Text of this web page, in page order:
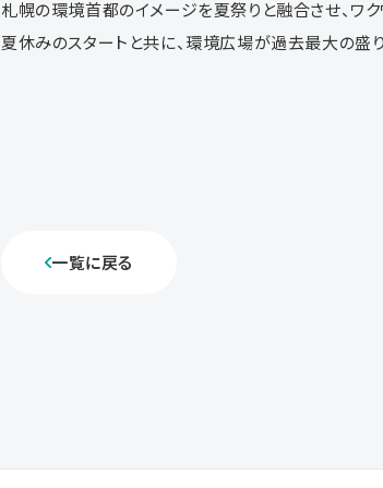
札幌の環境首都のイメージを夏祭りと融合させ、ワク
夏休みのスタートと共に、環境広場が過去最大の盛
一覧に戻る